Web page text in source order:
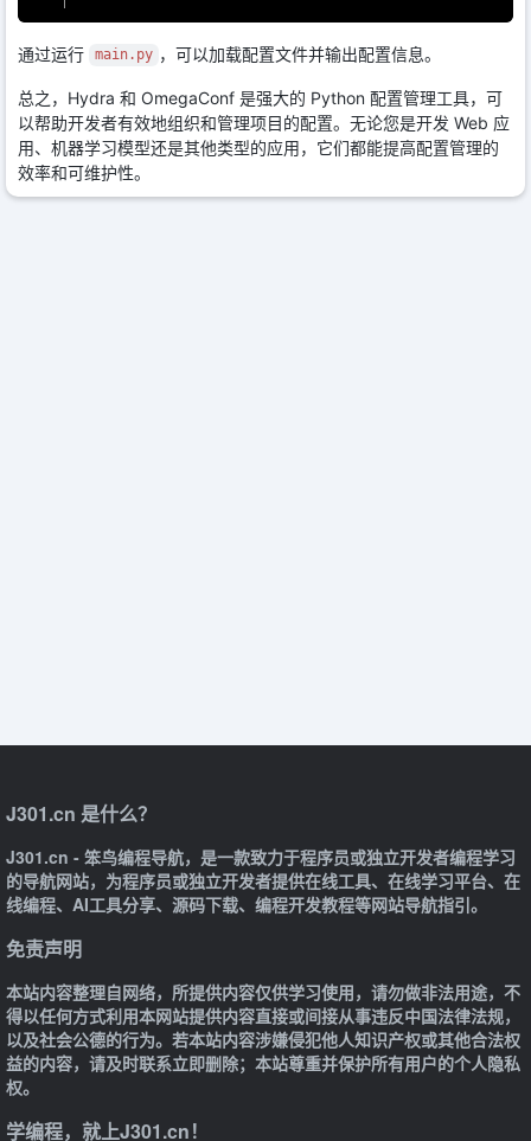
通过运行 main.py ，可以加载配置文件并输出配置信息。
总之，Hydra 和 OmegaConf 是强大的 Python 配置管理工具，可
以帮助开发者有效地组织和管理项目的配置。无论您是开发 Web 应
用、机器学习模型还是其他类型的应用，它们都能提高配置管理的
效率和可维护性。
J301.cn 是什么？
J301.cn - 笨鸟编程导航，是一款致力于程序员或独立开发者编程学习
的导航网站，为程序员或独立开发者提供在线工具、在线学习平台、在
线编程、AI工具分享、源码下载、编程开发教程等网站导航指引。
免责声明
本站内容整理自网络，所提供内容仅供学习使用，请勿做非法用途，不
得以任何方式利用本网站提供内容直接或间接从事违反中国法律法规，
以及社会公德的行为。若本站内容涉嫌侵犯他人知识产权或其他合法权
益的内容，请及时联系立即删除；本站尊重并保护所有用户的个人隐私
权。
学编程，就上J301.cn！